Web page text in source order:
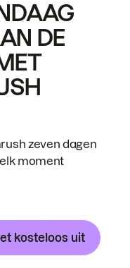
DE
zeven dagen
moment
kosteloos uit